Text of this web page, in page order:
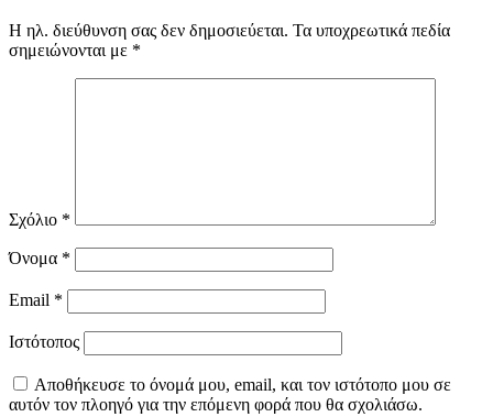
Η ηλ. διεύθυνση σας δεν δημοσιεύεται. Τα υποχρεωτικά πεδία
σημειώνονται με *
Σχόλιο *
Όνομα *
Email *
Ιστότοπος
Αποθήκευσε το όνομά μου, email, και τον ιστότοπο μου σε
αυτόν τον πλοηγό για την επόμενη φορά που θα σχολιάσω.